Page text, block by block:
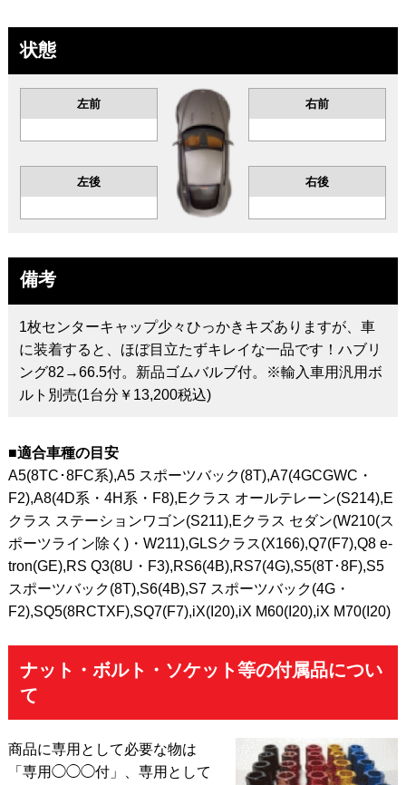
状態
左前 右前
左後 右後
備考
1枚センターキャップ少々ひっかきキズありますが、車
に装着すると、ほぼ目立たずキレイな一品です！ハブリ
ング82→66.5付。新品ゴムバルブ付。※輸入車用汎用ボ
ルト別売(1台分￥13,200税込)
■適合車種の目安
A5(8TC･8FC系),A5 スポーツバック(8T),A7(4GCGWC・
F2),A8(4D系・4H系・F8),Eクラス オールテレーン(S214),E
クラス ステーションワゴン(S211),Eクラス セダン(W210(ス
ポーツライン除く)・W211),GLSクラス(X166),Q7(F7),Q8 e-
tron(GE),RS Q3(8U・F3),RS6(4B),RS7(4G),S5(8T･8F),S5
スポーツバック(8T),S6(4B),S7 スポーツバック(4G・
F2),SQ5(8RCTXF),SQ7(F7),iX(I20),iX M60(I20),iX M70(I20)
ナット・ボルト・ソケット等の付属品につい
て
商品に専用として必要な物は
「専用◯◯◯付」、専用として